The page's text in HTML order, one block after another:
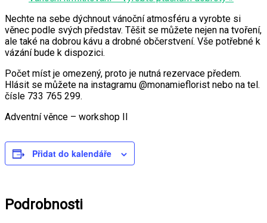
Nechte na sebe dýchnout vánoční atmosféru a vyrobte si
věnec podle svých představ. Těšit se můžete nejen na tvoření,
ale také na dobrou kávu a drobné občerstvení. Vše potřebné k
vázání bude k dispozici.
Počet míst je omezený, proto je nutná rezervace předem.
Hlásit se můžete na instagramu @monamieflorist nebo na tel.
čísle 733 765 299.
Adventní věnce – workshop II
Přidat do kalendáře
Podrobnosti